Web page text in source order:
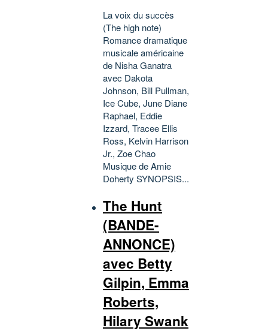
La voix du succès
(The high note)
Romance dramatique
musicale américaine
de Nisha Ganatra
avec Dakota
Johnson, Bill Pullman,
Ice Cube, June Diane
Raphael, Eddie
Izzard, Tracee Ellis
Ross, Kelvin Harrison
Jr., Zoe Chao
Musique de Amie
Doherty SYNOPSIS...
The Hunt
(BANDE-
ANNONCE)
avec Betty
Gilpin, Emma
Roberts,
Hilary Swank